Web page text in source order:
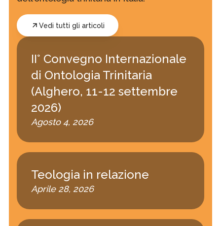
Vedi tutti gli articoli
II° Convegno Internazionale
di Ontologia Trinitaria
(Alghero, 11-12 settembre
2026)
Agosto 4, 2026
Teologia in relazione
Aprile 28, 2026